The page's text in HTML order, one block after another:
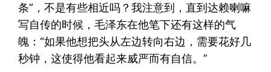
条”，不是有些相近吗？我注意到，直到达赖喇嘛
写自传的时候，毛泽东在他笔下还有这样的气
魄：“如果他想把头从左边转向右边，需要花好几
秒钟，这使得他看起来威严而有自信。”